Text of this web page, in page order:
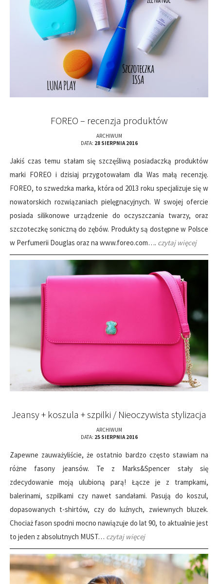
FOREO – recenzja produktów
ARCHIWUM
DATA: 28 SIERPNIA 2016
Jakiś czas temu stałam się szczęśliwą posiadaczką produktów
marki FOREO i dzisiaj przygotowałam dla Was małą recenzję.
FOREO, to szwedzka marka, która od 2013 roku specjalizuje się w
nowatorskich rozwiązaniach pielęgnacyjnych. W swojej ofercie
posiada silikonowe urządzenie do oczyszczania twarzy, oraz
szczoteczkę soniczną do zębów. Produkty są dostępne w Polsce
w Perfumerii Douglas oraz na www.foreo.com…. czytaj więcej
Jeansy + koszula + szpilki / Nieoczywista stylizacja
ARCHIWUM
DATA: 25 SIERPNIA 2016
Zapewne zauważyliście, że ostatnio bardzo często stawiam na
różne fasony jeansów. Te z Marks&Spencer stały się
zdecydowanie moją ulubioną parą! Łącze je z trampkami,
balerinami, szpilkami czy nawet sandałami. Pasują do koszul,
dopasowanych t-shirtów, czy do luźnych, zwiewnych bluzek.
Chociaż fason spodni mocno nawiązuje do lat 90, to aktualnie jest
to jeden z absolutnych MUST… czytaj więcej